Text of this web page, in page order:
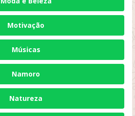
Motivação
Músicas
Namoro
Natureza